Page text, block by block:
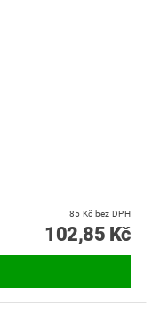
85 Kč bez DPH
102,85 Kč